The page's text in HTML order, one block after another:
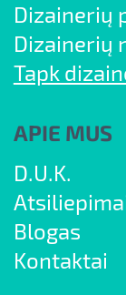
Dizainerių
Dizainerių
Tapk
APIE MUS
D.U.K.
Blogas
Kontaktai